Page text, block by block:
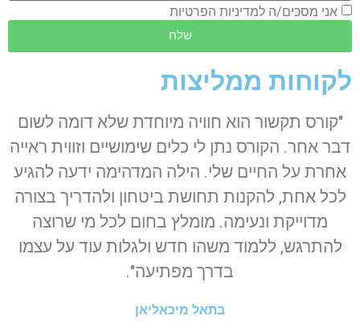
אני מסכים/ה למדיניות הפרטיות
שלח
לקוחות ממליצות
"קורס תקשור הוא חוויה מיוחדת שלא דומה לשום
דבר אחר. הקורס נתן לי כלים שימושיים וזווית ראייה
אחרת על החיים שלי. הילה המדהימה ידעה להגיע
לכל אחת, להקנות תחושת ביטחון ולהדריך בצורה
מדוייקת ונעימה. מומלץ בחום לכל מי שרוצה
להתרגש, ללמוד משהו חדש ולגלות עוד על עצמו
בדרך מפתיעה".
בתאל מיכאליאן